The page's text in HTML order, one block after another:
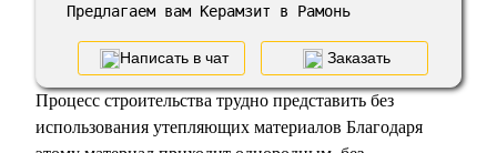
Предлагаем вам Керамзит в Рамонь
Написать в чат Заказать
Процесс строительства трудно представить без
использования утепляющих материалов Благодаря